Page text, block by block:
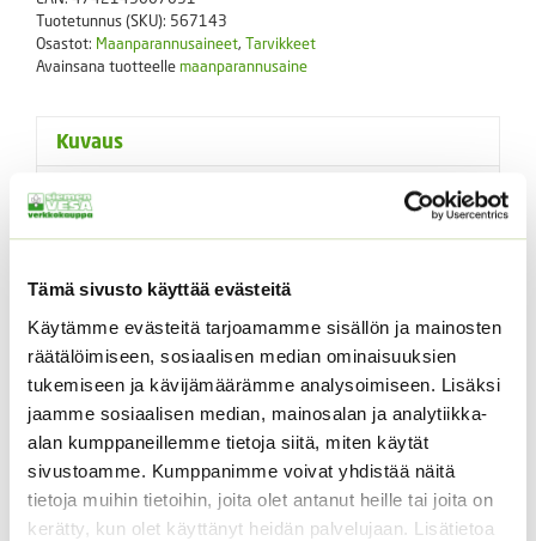
Tämä sivusto käyttää evästeitä
Käytämme evästeitä tarjoamamme sisällön ja mainosten
räätälöimiseen, sosiaalisen median ominaisuuksien
tukemiseen ja kävijämäärämme analysoimiseen. Lisäksi
jaamme sosiaalisen median, mainosalan ja analytiikka-
alan kumppaneillemme tietoja siitä, miten käytät
sivustoamme. Kumppanimme voivat yhdistää näitä
tietoja muihin tietoihin, joita olet antanut heille tai joita on
kerätty, kun olet käyttänyt heidän palvelujaan. Lisätietoa
saatavilla
määrä
Tuotetunnus (SKU): 567143
Osastot: Maanparannusaineet Tarvikkeet
Avainsana tuotteelle
maanparannusaine
Kuvaus
Vermikuliitilla on kyky imeä ja luovuttaa kosteutta. Sitä
käytetään maanparannukseen. Pitää mullan kosteana,
lämpimänä ja kuohkeana.
Valitse sopiva pakkauskoko. Saatavuuden vaihdellessa,
voi toimitettavan pakkauksen ulkonäkö tai koko poiketa
tilattavasta. Toimitettava määrä pysyy kuitenkin